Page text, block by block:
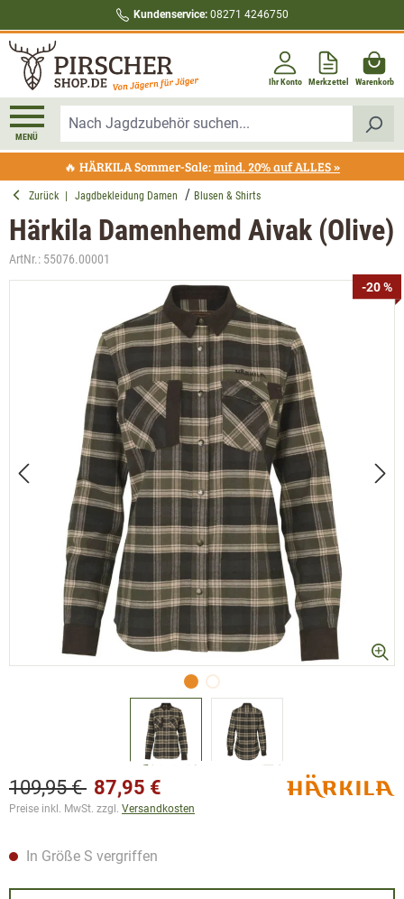
Kundenservice: 08271 4246750
Ihr Konto Merkzettel Warenkorb
MENÜ
🔥 HÄRKILA Sommer-Sale:mind. 20% auf ALLES »
Zurück Jagdbekleidung Damen Blusen & Shirts
Härkila Damenhemd Aivak (Olive)
ArtNr.: 55076.00001
Bildergalerie überspringen -20 %
109,95 € 87,95 €
Preise inkl. MwSt. zzgl. Versandkosten
In Größe S vergriffen